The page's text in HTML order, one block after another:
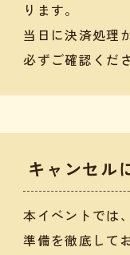
ります。
当日に決済処理
必ずご確認くだ
キャンセル
本イベントでは
準備を徹底して